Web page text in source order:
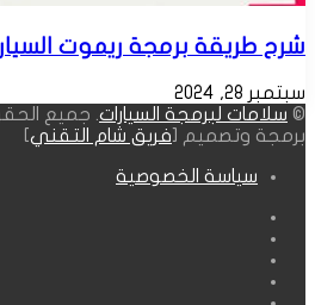
شرح طريقة برمجة ريموت
سبتمبر 28, 2024
© سلامات لبرمجة السيارات . جميع
برمجة وتصميم [ فريق شام التقني
سياسة الخصوصية